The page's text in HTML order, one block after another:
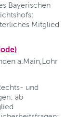
Bayerischen
Mitglied
a.Main,Lohr
und
ab